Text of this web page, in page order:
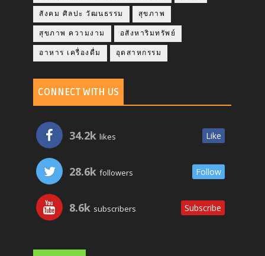
สังคม ศิลปะ วัฒนธรรม สุขภาพ
สุขภาพ ความงาม อสังหาริมทรัพย์
อาหาร เครื่องดื่ม อุตสาหกรรม
CONNECT WITH US
34.2k likes Like
28.6k followers Follow
8.6k subscribers Subscribe